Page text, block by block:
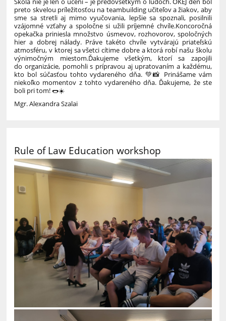
preto skvelou príležitosťou na teambuilding učiteľov a žiakov, aby
sme sa stretli aj mimo vyučovania, lepšie sa spoznali, posilnili
vzájomné vzťahy a spoločne si užili príjemné chvíle.Koncoročná
opekačka priniesla množstvo úsmevov, rozhovorov, spoločných
hier a dobrej nálady. Práve takéto chvíle vytvárajú priateľskú
atmosféru, v ktorej sa všetci cítime dobre a ktorá robí našu školu
výnimočným miestom.Ďakujeme všetkým, ktorí sa zapojili
do organizácie, pomohli s prípravou aj upratovaním a každému,
kto bol súčasťou tohto vydareného dňa. 💚📸 Prinášame vám
niekoľko momentov z tohto vydareného dňa. Ďakujeme, že ste
boli pri tom! 🌭☀️
Mgr. Alexandra Szalai
Rule of Law Education workshop